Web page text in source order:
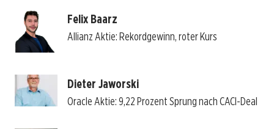
Felix Baarz
Allianz Aktie: Rekordgewinn, roter Kurs
Dieter Jaworski
Oracle Aktie: 9,22 Prozent Sprung nach CACI-Deal